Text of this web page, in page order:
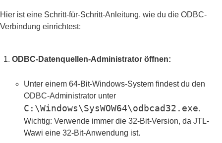
Hier ist eine Schritt-für-Schritt-Anleitung, wie du die ODBC-
Verbindung einrichtest:
ODBC-Datenquellen-Administrator öffnen:
Unter einem 64-Bit-Windows-System findest du den
ODBC-Administrator unter
C:\Windows\SysWOW64\odbcad32.exe.
Wichtig: Verwende immer die 32-Bit-Version, da JTL-
Wawi eine 32-Bit-Anwendung ist.